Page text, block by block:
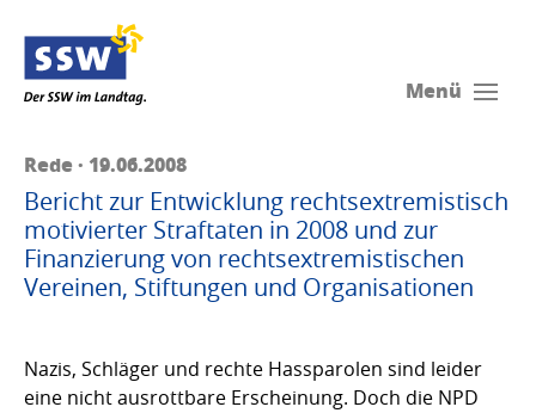
Menü
Rede · 19.06.2008
Bericht zur Entwicklung rechtsextremistisch
motivierter Straftaten in 2008 und zur
Finanzierung von rechtsextremistischen
Vereinen, Stiftungen und Organisationen
Nazis, Schläger und rechte Hassparolen sind leider
eine nicht ausrottbare Erscheinung. Doch die NPD